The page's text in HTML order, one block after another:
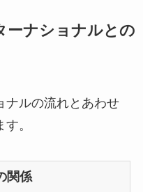
ーナショナルとの
ナルの流れとあわせ
。
関係